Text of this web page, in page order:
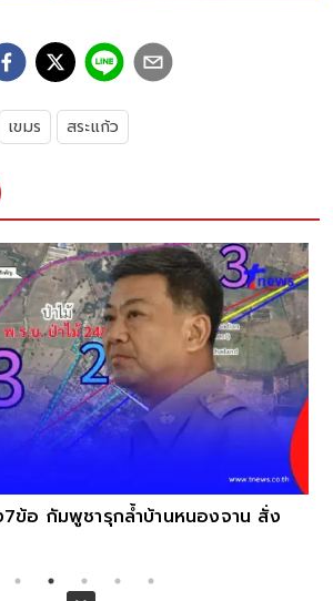
เขมร สระแก้ว
7ข้อ กัมพูชารุกล้ำบ้านหนองจาน สั่ง